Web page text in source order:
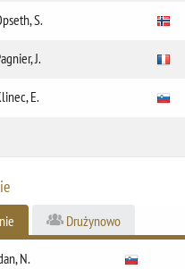
S.
J.
E.
Drużynowo
N.